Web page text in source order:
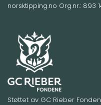
norsktipping.no Org.nr.: 893
Støttet av GC Rieber